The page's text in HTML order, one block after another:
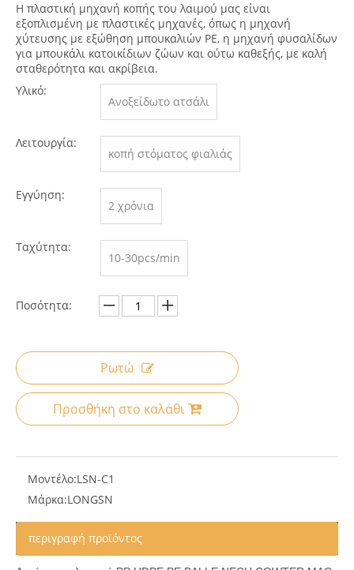
Η πλαστική μηχανή κοπής του λαιμού μας είναι
εξοπλισμένη με πλαστικές μηχανές, όπως η μηχανή
χύτευσης με εξώθηση μπουκαλιών PE, η μηχανή φυσαλίδων
για μπουκάλι κατοικίδιων ζώων και ούτω καθεξής, με καλή
σταθερότητα και ακρίβεια.
Υλικό:
Ανοξείδωτο ατσάλι
Λειτουργία:
κοπή στόματος φιαλιάς
Εγγύηση:
2 χρόνια
Ταχύτητα:
10-30pcs/min
Ποσότητα:
Ρωτώ
Προσθήκη στο καλάθι
Μοντέλο:LSN-C1
Μάρκα:LONGSN
περιγραφή προϊόντος